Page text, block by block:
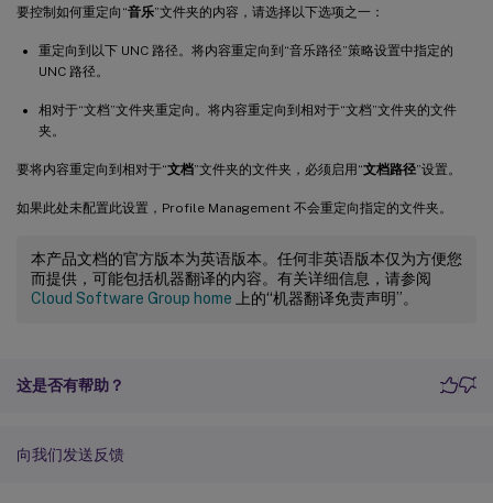
要控制如何重定向“音乐”文件夹的内容，请选择以下选项之一：
重定向到以下 UNC 路径。将内容重定向到“音乐路径”策略设置中指定的
UNC 路径。
相对于“文档”文件夹重定向。将内容重定向到相对于“文档”文件夹的文件
夹。
要将内容重定向到相对于“文档”文件夹的文件夹，必须启用“文档路径”设置。
如果此处未配置此设置，Profile Management 不会重定向指定的文件夹。
本产品文档的官方版本为英语版本。任何非英语版本仅为方便您
而提供，可能包括机器翻译的内容。有关详细信息，请参阅
Cloud Software Group home 上的“机器翻译免责声明”。
这是否有帮助？
向我们发送反馈